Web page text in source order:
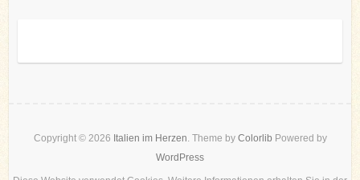
Copyright © 2026 Italien im Herzen. Theme by Colorlib Powered by
WordPress